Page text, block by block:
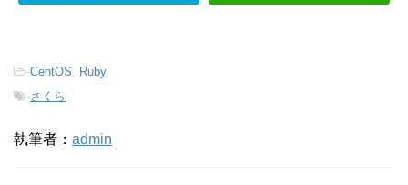
-CentOS
Ruby
-さくら
執筆者： admin